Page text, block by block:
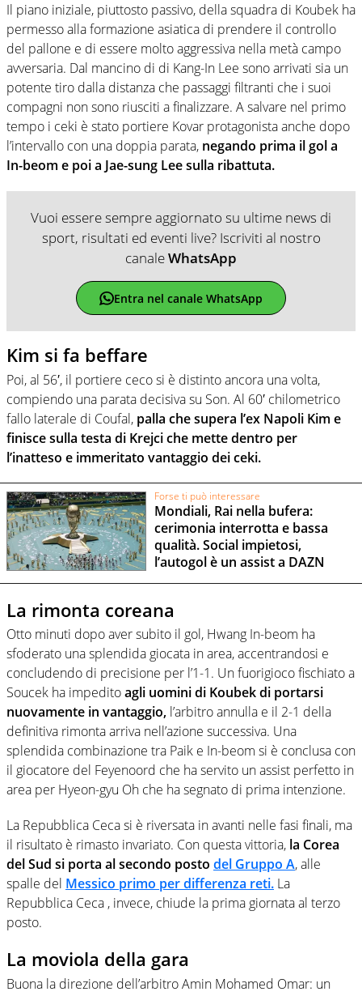
Il piano iniziale, piuttosto passivo, della squadra di Koubek ha
permesso alla formazione asiatica di prendere il controllo
del pallone e di essere molto aggressiva nella metà campo
avversaria. Dal mancino di di Kang-In Lee sono arrivati sia un
potente tiro dalla distanza che passaggi filtranti che i suoi
compagni non sono riusciti a finalizzare. A salvare nel primo
tempo i ceki è stato portiere Kovar protagonista anche dopo
l’intervallo con una doppia parata, negando prima il gol a
In-beom e poi a Jae-sung Lee sulla ribattuta.
Vuoi essere sempre aggiornato su ultime news di
sport, risultati ed eventi live? Iscriviti al nostro
canaleWhatsApp
Entra nel canale WhatsApp
Kim si fa beffare
Poi, al 56′, il portiere ceco si è distinto ancora una volta,
compiendo una parata decisiva su Son. Al 60′ chilometrico
fallo laterale di Coufal, palla che supera l’ex Napoli Kim e
finisce sulla testa di Krejci che mette dentro per
l’inatteso e immeritato vantaggio dei ceki.
Forse ti può interessare
Mondiali, Rai nella bufera:
cerimonia interrotta e bassa
qualità. Social impietosi,
l’autogol è un assist a DAZN
La rimonta coreana
Otto minuti dopo aver subito il gol, Hwang In-beom ha
sfoderato una splendida giocata in area, accentrandosi e
concludendo di precisione per l’1-1. Un fuorigioco fischiato a
Soucek ha impeditoagli uomini di Koubek di portarsi
nuovamente in vantaggio, l’arbitro annulla e il 2-1 della
definitiva rimonta arriva nell’azione successiva. Una
splendida combinazione tra Paik e In-beom si è conclusa con
il giocatore del Feyenoord che ha servito un assist perfetto in
area per Hyeon-gyu Oh che ha segnato di prima intenzione.
La Repubblica Ceca si è riversata in avanti nelle fasi finali, ma
il risultato è rimasto invariato. Con questa vittoria, la Corea
del Sud si porta al secondo posto del Gruppo A, alle
spalle del Messico primo per differenza reti. La
Repubblica Ceca , invece, chiude la prima giornata al terzo
posto.
La moviola della gara
Buona la direzione dell’arbitro Amin Mohamed Omar: un